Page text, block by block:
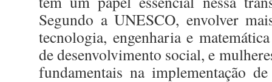
Segundo a UNESCO, envolver
tecnologia, engenharia e
de desenvolvimento social, e
fundamentais na implementação